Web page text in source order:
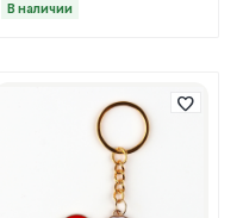
В наличии